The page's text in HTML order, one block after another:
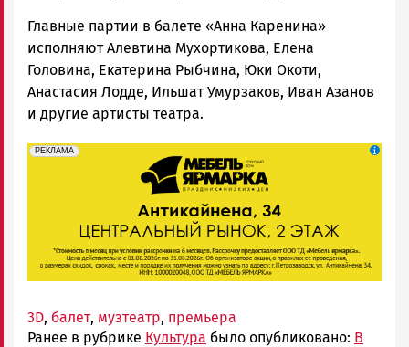
Главные партии в балете «Анна Каренина»
исполняют Алевтина Мухортикова, Елена
Головина, Екатерина Рыбчина, Юки Окоти,
Анастасия Лодде, Ильшат Умурзаков, Иван Азанов
и другие артисты театра.
erid: 2SDnjeFymr3
РЕКЛАМА
Реклама
3D, балет, музтеатр, премьера
Ранее в рубрике Культура было опубликовано: В